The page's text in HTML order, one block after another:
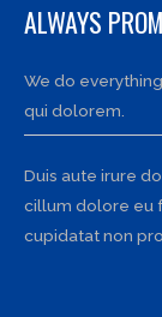
ALWAYS
We do
qui dolorem.
Duis aute irure
cillum dolore eu
cupidatat non